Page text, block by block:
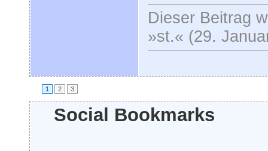
Dieser Beitrag
»st.« (29.
1 2 3
Social Bookmarks